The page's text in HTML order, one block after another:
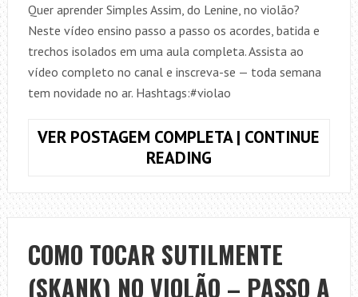
Quer aprender Simples Assim, do Lenine, no violão?
Neste vídeo ensino passo a passo os acordes, batida e
trechos isolados em uma aula completa. Assista ao
vídeo completo no canal e inscreva-se — toda semana
tem novidade no ar. Hashtags:#violao
VER POSTAGEM COMPLETA | CONTINUE
READINGCOMO
SIMPLES
ASSIM
(LENINE)
NO
VIOLÃO
COMO TOCAR SUTILMENTE
(SKANK) NO VIOLÃO – PASSO A